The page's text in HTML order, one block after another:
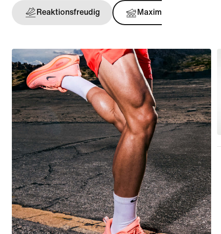
Reaktionsfreudig Maximal